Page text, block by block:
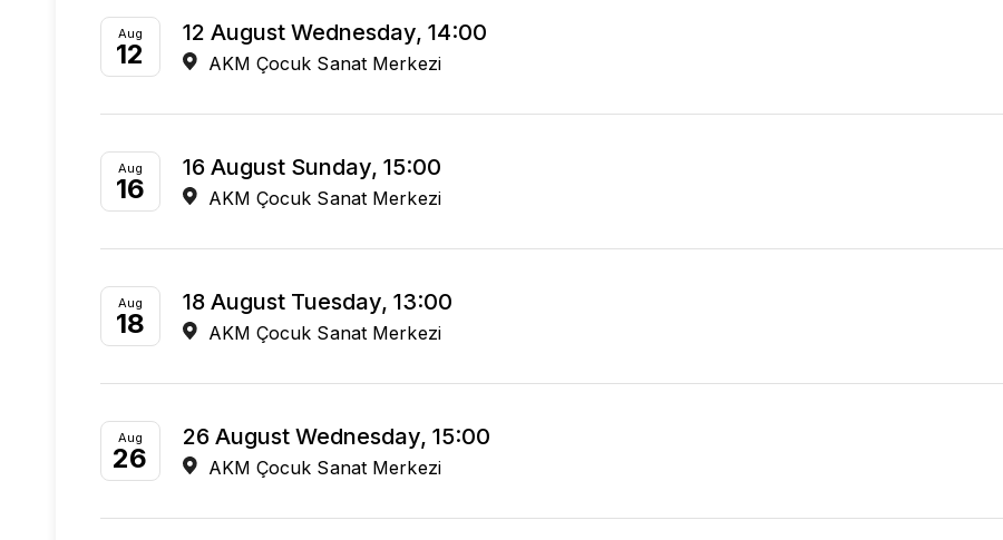
Aug
12
12 August Wednesday, 14:00
AKM Çocuk Sanat Merkezi
Aug
16
16 August Sunday, 15:00
AKM Çocuk Sanat Merkezi
Aug
18
18 August Tuesday, 13:00
AKM Çocuk Sanat Merkezi
Aug
26
26 August Wednesday, 15:00
AKM Çocuk Sanat Merkezi